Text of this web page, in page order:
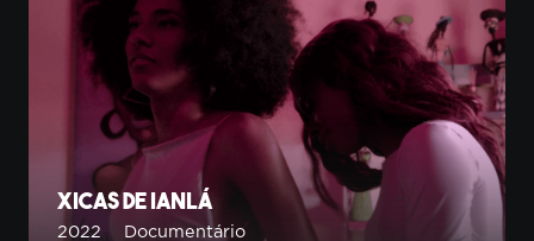
Xicas de Ianlá
2022 Documentário